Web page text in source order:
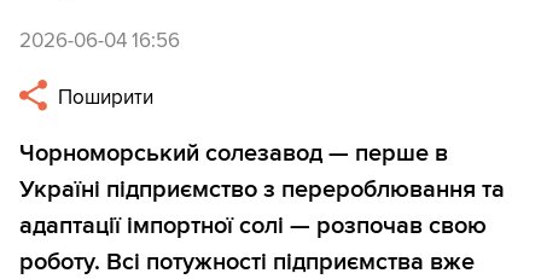
2026-06-04 16:56
Поширити
Чорноморський солезавод — перше в
Україні підприємство з перероблювання та
адаптації імпортної солі — розпочав свою
роботу. Всі потужності підприємства вже